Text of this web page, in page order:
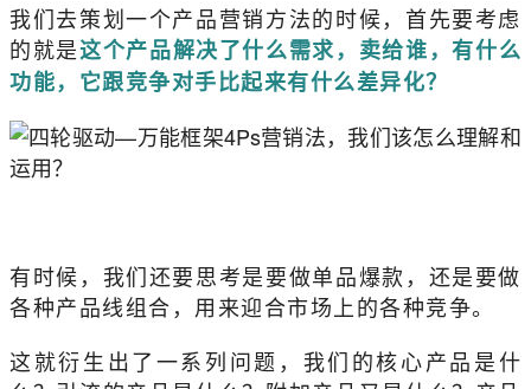
我们去策划一个产品营销方法的时候，首先要考虑
的就是这个产品解决了什么需求，卖给谁，有什么
功能，它跟竞争对手比起来有什么差异化？
有时候，我们还要思考是要做单品爆款，还是要做
各种产品线组合，用来迎合市场上的各种竞争。
这就衍生出了一系列问题，我们的核心产品是什